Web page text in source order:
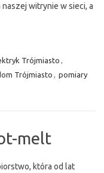
witrynie w sieci, a
Trójmiasto ,
Trójmiasto , pomiary
melt
która od lat